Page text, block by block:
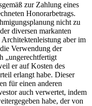
zur Zahlung eines
Honorarbetrags.
nicht zu
diversen markanten
aber im
Verwendung der
„ungerechtfertigt
er auf Kosten des
erlangt habe. Dieser
für einen anderen
auch verwertet, indem
habe, der von